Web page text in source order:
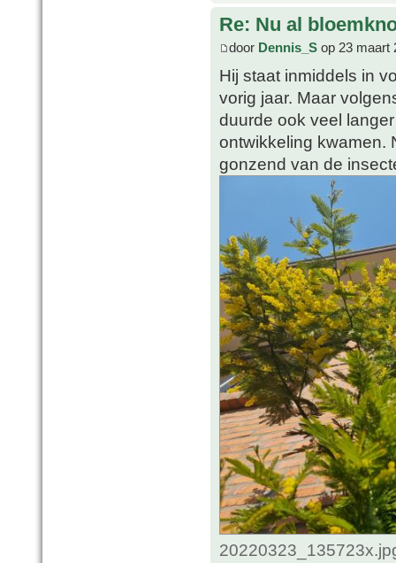
Re: Nu al
door Dennis_S op 23 maart
Hij staat inmiddels in
vorig jaar. Maar
duurde ook veel
ontwikkeling kwamen.
gonzend van de